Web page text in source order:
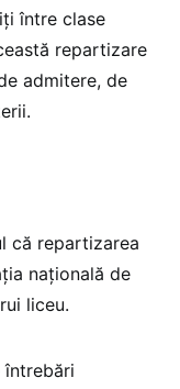
între clase
repartizare
admitere, de
că repartizarea
națională de
liceu.
întrebări